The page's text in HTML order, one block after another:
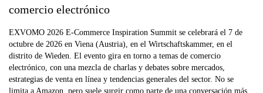
comercio electrónico
EXVOMO 2026 E-Commerce Inspiration Summit se celebrará el 7 de
octubre de 2026 en Viena (Austria), en el Wirtschaftskammer, en el
distrito de Wieden. El evento gira en torno a temas de comercio
electrónico, con una mezcla de charlas y debates sobre mercados,
estrategias de venta en línea y tendencias generales del sector. No se
limita a Amazon, pero suele surgir como parte de una conversación más